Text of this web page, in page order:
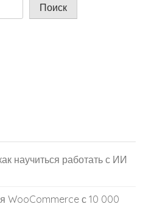
Поиск
научиться работать с ИИ
WooCommerce с 10 000